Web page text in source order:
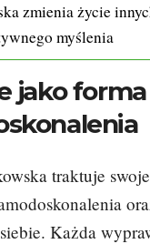
zmienia życie
myślenia
jako forma
traktuje
Każda